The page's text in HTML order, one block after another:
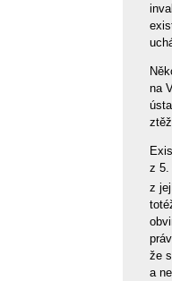
na
z 5.
z
že
a